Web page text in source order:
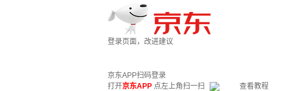
登录页面，改进建议
京东APP扫码登录
打开京东APP 点左上角扫一扫 查看教程